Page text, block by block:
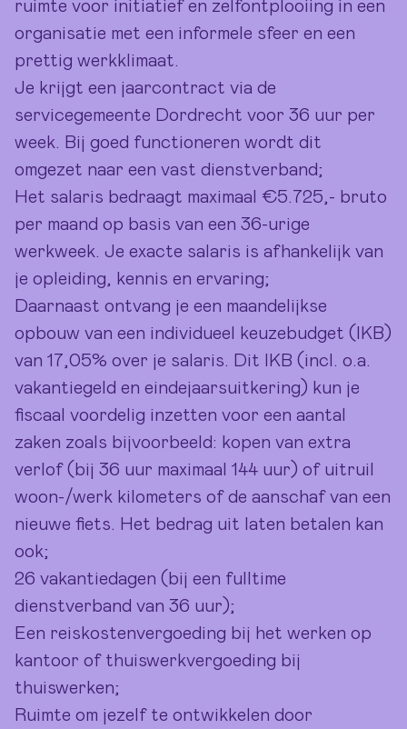
ruimte voor initiatief en zelfontplooiing in een
organisatie met een informele sfeer en een
prettig werkklimaat.
Je krijgt een jaarcontract via de
servicegemeente Dordrecht voor 36 uur per
week. Bij goed functioneren wordt dit
omgezet naar een vast dienstverband;
Het salaris bedraagt maximaal €5.725,- bruto
per maand op basis van een 36-urige
werkweek. Je exacte salaris is afhankelijk van
je opleiding, kennis en ervaring;
Daarnaast ontvang je een maandelijkse
opbouw van een individueel keuzebudget (IKB)
van 17,05% over je salaris. Dit IKB (incl. o.a.
vakantiegeld en eindejaarsuitkering) kun je
fiscaal voordelig inzetten voor een aantal
zaken zoals bijvoorbeeld: kopen van extra
verlof (bij 36 uur maximaal 144 uur) of uitruil
woon-/werk kilometers of de aanschaf van een
nieuwe fiets. Het bedrag uit laten betalen kan
ook;
26 vakantiedagen (bij een fulltime
dienstverband van 36 uur);
Een reiskostenvergoeding bij het werken op
kantoor of thuiswerkvergoeding bij
thuiswerken;
Ruimte om jezelf te ontwikkelen door